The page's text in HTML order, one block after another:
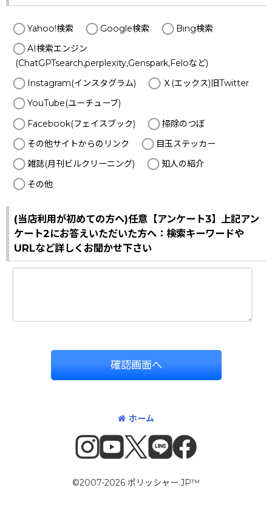
Yahoo!検索 Google検索
Bing検索
AI検索エンジン
(ChatGPTsearch,perplexity,Genspark,Feloなど)
Instagram(インスタグラム)
Ｘ(エックス)旧Twitter
YouTube(ユーチューブ)
Facebook(フェイスブック)
掃除のつぼ
その他サイトからのリンク
目玉ステッカー
雑誌(月刊ビルクリーニング)
知人の紹介
その他
(当店利用が初めての方へ)任意【アンケート3】上記アン
ケート2にお答えいただいた方へ：検索キーワードや
URLなど詳しくお聞かせ下さい
確認画面へ
ホーム
©2007-2026 ポリッシャー.JP™